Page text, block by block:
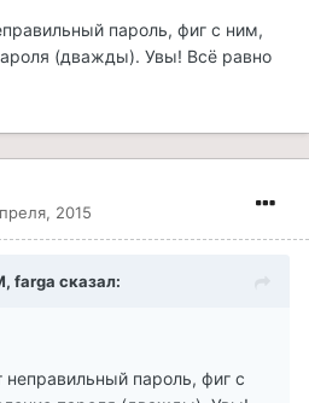
пароль, фиг с ним,
(дважды). Увы! Всё равно
2015
farga сказал:
неправильный пароль, фиг с